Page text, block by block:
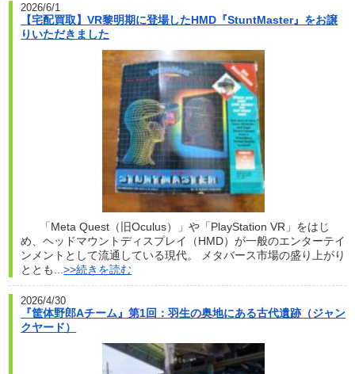
2026/6/1
【宅配買取】VR黎明期に登場したHMD『StuntMaster』をお譲
りいただきました
「Meta Quest（旧Oculus）」や「PlayStation VR」をはじ
め、ヘッドマウントディスプレイ（HMD）が一般のエンターテイ
ンメントとして流通している現代。 メタバース市場の盛り上がり
ととも...>>続きを読む
2026/4/30
『筐体野郎Aチーム』第1回：羽生の奥地にある古代遺跡（ジャン
クヤード）